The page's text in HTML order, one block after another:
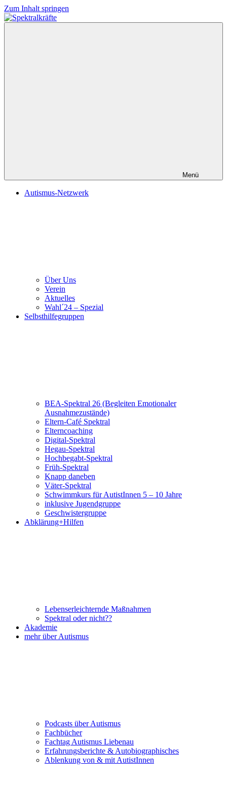
Zum Inhalt springen
Menü
Autismus-Netzwerk
Über Uns
Verein
Aktuelles
Wahl´24 – Spezial
Selbsthilfegruppen
BEA-Spektral 26 (Begleiten Emotionaler
Ausnahmezustände)
Eltern-Café Spektral
Elterncoaching
Digital-Spektral
Hegau-Spektral
Hochbegabt-Spektral
Früh-Spektral
Knapp daneben
Väter-Spektral
Schwimmkurs für AutistInnen 5 – 10 Jahre
inklusive Jugendgruppe
Geschwistergruppe
Abklärung+Hilfen
Lebenserleichternde Maßnahmen
Spektral oder nicht??
Akademie
mehr über Autismus
Podcasts über Autismus
Fachbücher
Fachtag Autismus Liebenau
Erfahrungsberichte & Autobiographisches
Ablenkung von & mit AutistInnen